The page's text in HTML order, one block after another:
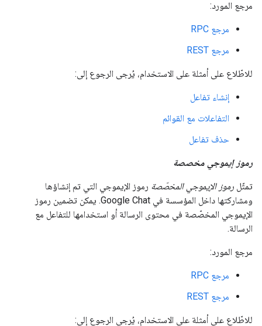
مرجع المورد:
مرجع RPC
مرجع REST
للاطّلاع على أمثلة على الاستخدام، يُرجى الرجوع إلى:
إنشاء تفاعل
التفاعلات مع القوائم
حذف تفاعل
رموز إيموجي مخصصة
تمثّل رموز الإيموجي المخصّصة رموز الإيموجي التي تم إنشاؤها
ومشاركتها داخل المؤسسة في Google Chat. يمكن تضمين رموز
الإيموجي المخصّصة في محتوى الرسالة أو استخدامها للتفاعل مع
الرسالة.
مرجع المورد:
مرجع RPC
مرجع REST
للاطّلاع على أمثلة على الاستخدام، يُرجى الرجوع إلى: